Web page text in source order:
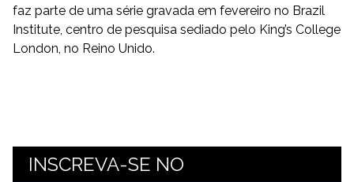
faz parte de uma série gravada em fevereiro no Brazil
Institute, centro de pesquisa sediado pelo King’s College
London, no Reino Unido.
INSCREVA-SE NO